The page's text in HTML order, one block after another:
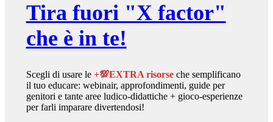
Tira fuori "X factor"
che è in te!
Scegli di usare le +💯EXTRA risorseche semplificano
il tuo educare: webinair, approfondimenti, guide per
genitori e tante aree ludico-didattiche + gioco-esperienze
per farli imparare divertendosi!